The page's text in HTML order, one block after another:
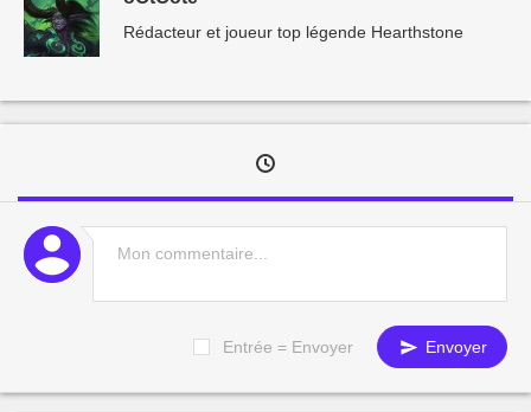
Rédacteur et joueur top légende Hearthstone
Entrée = Envoyer Envoyer